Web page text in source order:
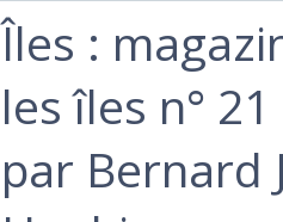
‎Îles :
les îles n°
par Bernard